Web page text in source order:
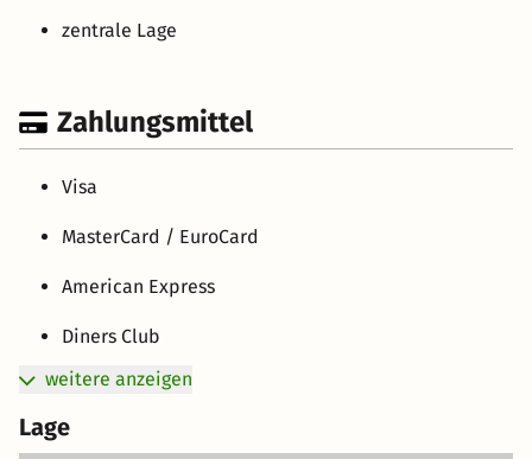
zentrale Lage
Zahlungsmittel
Visa
MasterCard / EuroCard
American Express
Diners Club
weitere anzeigen
Lage